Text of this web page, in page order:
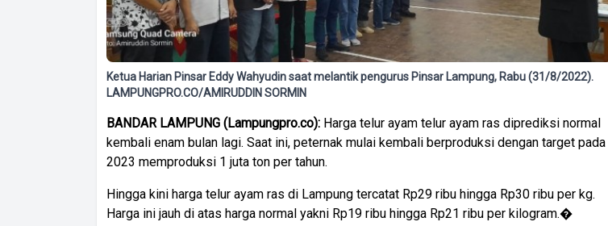
Ketua Harian Pinsar Eddy Wahyudin saat melantik pengurus Pinsar Lampung, Rabu (31/8/2022).
LAMPUNGPRO.CO/AMIRUDDIN SORMIN
BANDAR LAMPUNG (Lampungpro.co): Harga telur ayam telur ayam ras diprediksi normal
kembali enam bulan lagi. Saat ini, peternak mulai kembali berproduksi dengan target pada
2023 memproduksi 1 juta ton per tahun.
Hingga kini harga telur ayam ras di Lampung tercatat Rp29 ribu hingga Rp30 ribu per kg.
Harga ini jauh di atas harga normal yakni Rp19 ribu hingga Rp21 ribu per kilogram.�